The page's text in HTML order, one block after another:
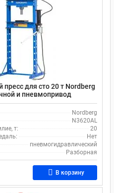
пресс для сто 20 т Nordberg
и пневмопривод
Nordberg
N3620AL
т:
20
Нет
пневмогидравлический
Разборная
В корзину